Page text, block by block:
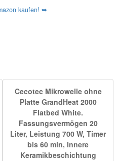
kaufen! ➥
Cecotec Mikrowelle ohne
Platte GrandHeat 2000
Flatbed White.
Fassungsvermögen 20
Liter, Leistung 700 W, Timer
bis 60 min, Innere
Keramikbeschichtung